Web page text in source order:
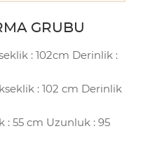
GRUBU
: 102cm Derinlik :
: 102 cm Derinlik
: 55 cm Uzunluk : 95